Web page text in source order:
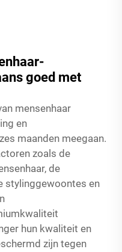
goed met
mensenhaar
en
maanden meegaan.
zoals de
de
stylinggewoontes en
hun kwaliteit en
zijn tegen